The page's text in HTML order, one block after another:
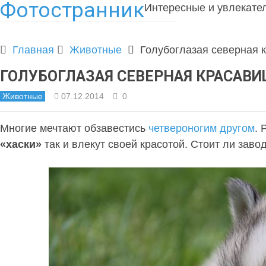
ФотостранникИнтересные и
Главная Животные Голубоглазая
ГОЛУБОГЛАЗАЯ СЕВЕРНАЯ
Животные 07.12.2014 0
Многие мечтают обзавестись четвероногим другом.
«хаски» так и влекут своей красотой. Стоит ли